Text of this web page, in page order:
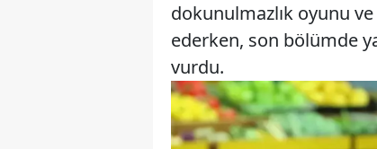
dokunulmazlık oyunu
ederken, son bölümde
vurdu.